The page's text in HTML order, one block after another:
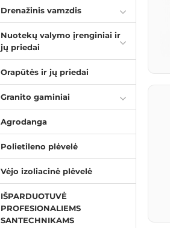
Drenažinis vamzdis
Nuotekų valymo įrenginiai ir
jų priedai
Orapūtės ir jų priedai
Granito gaminiai
Agrodanga
Polietileno plėvelė
Vėjo izoliacinė plėvelė
IŠPARDUOTUVĖ
PROFESIONALIEMS
SANTECHNIKAMS